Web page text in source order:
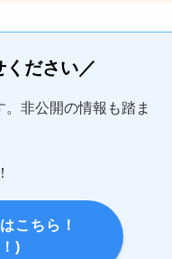
ださい／
非公開の情報も踏ま
こちら！
)